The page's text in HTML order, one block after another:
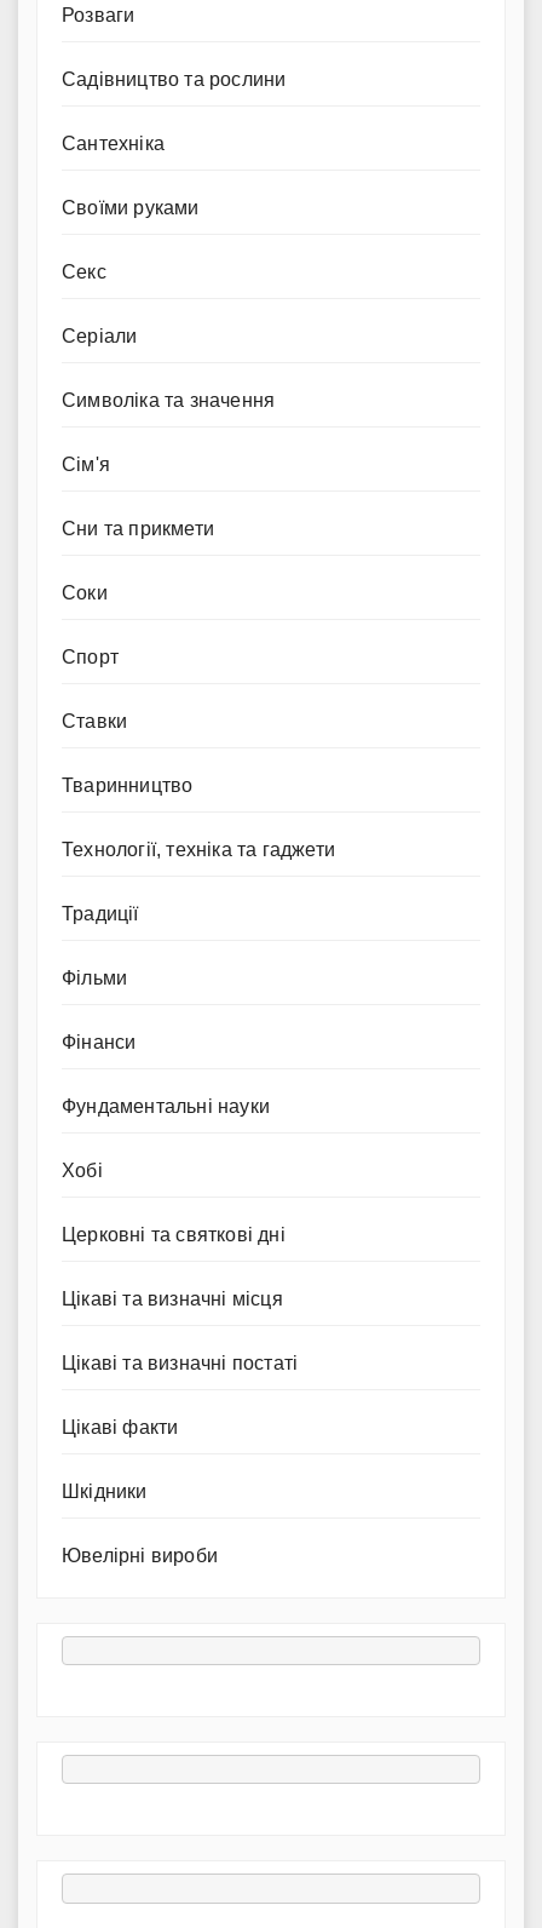
Розваги
Садівництво та рослини
Сантехніка
Своїми руками
Секс
Серіали
Символіка та значення
Сім'я
Сни та прикмети
Соки
Спорт
Ставки
Тваринництво
Технології, техніка та гаджети
Традиції
Фільми
Фінанси
Фундаментальні науки
Хобі
Церковні та святкові дні
Цікаві та визначні місця
Цікаві та визначні постаті
Цікаві факти
Шкідники
Ювелірні вироби